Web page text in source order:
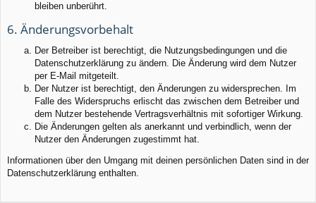
bleiben unberührt.
6. Änderungsvorbehalt
Der Betreiber ist berechtigt, die Nutzungsbedingungen und die
Datenschutzerklärung zu ändern. Die Änderung wird dem Nutzer
per E-Mail mitgeteilt.
Der Nutzer ist berechtigt, den Änderungen zu widersprechen. Im
Falle des Widerspruchs erlischt das zwischen dem Betreiber und
dem Nutzer bestehende Vertragsverhältnis mit sofortiger Wirkung.
Die Änderungen gelten als anerkannt und verbindlich, wenn der
Nutzer den Änderungen zugestimmt hat.
Informationen über den Umgang mit deinen persönlichen Daten sind in der
Datenschutzerklärung enthalten.